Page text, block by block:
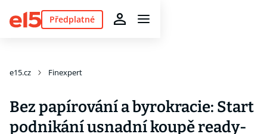
Předplatné
e15.cz Finexpert
Bez papírování a byrokracie: Start
podnikání usnadní koupě ready-